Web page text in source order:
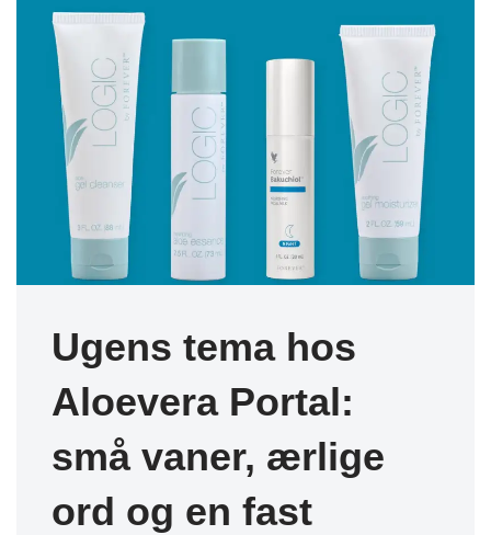
Ugens tema hos
Aloevera Portal:
små vaner, ærlige
ord og en fast